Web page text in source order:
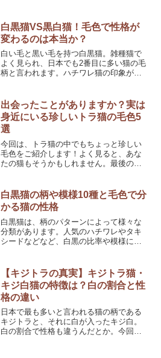
ー（Tabby）とは、英語でしま模様のこと
をいいます。これは...
白黒猫VS黒白猫！毛色で性格が
変わるのは本当か？
白い毛と黒い毛を持つ白黒猫。雑種猫で
よく見られ、日本でも2番目に多い猫の毛
柄と言われます。ハチワレ猫の印象が強
しょう！白黒猫の4つのカラーパターン白
と黒の割合や、色の入り...
出会ったことがありますか？実は
身近にいる珍しいトラ猫の毛色5
選
今回は、トラ猫の中でもちょっと珍しい
毛色をご紹介します！よく見ると、あな
たの猫もそうかもしれません。最後の動
ウンパッチドタビー）麦わら猫とは、キ
ジトラと茶トラ（赤トラ...
白黒猫の柄や模様10種と毛色で分
かる猫の性格
白黒猫は、柄のパターンによって様々な
分類があります。人気のハチワレやタキ
シードなどなど、白黒の比率や模様によ
しょう。1.白黒猫の特徴白黒猫とは、そ
の名の通り白い毛と黒い...
【キジトラの真実】キジトラ猫・
キジ白猫の特徴は？白の割合と性
格の違い
日本で最も多いと言われる猫の柄である
キジトラと、それに白が入ったキジ白。
白の割合で性格も違うんだとか。今回